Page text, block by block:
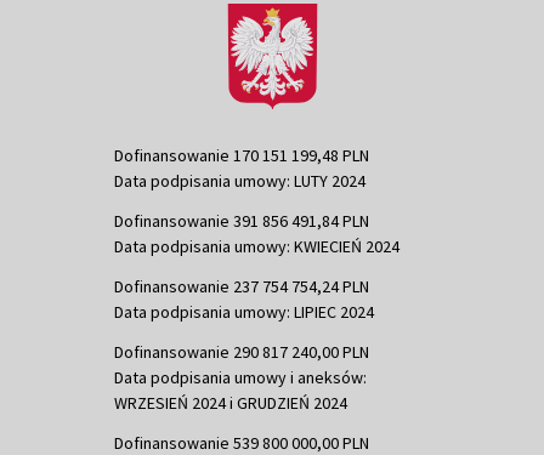
Dofinansowanie 170 151 199,48 PLN
Data podpisania umowy: LUTY 2024
Dofinansowanie 391 856 491,84 PLN
Data podpisania umowy: KWIECIEŃ 2024
Dofinansowanie 237 754 754,24 PLN
Data podpisania umowy: LIPIEC 2024
Dofinansowanie 290 817 240,00 PLN
Data podpisania umowy i aneksów:
WRZESIEŃ 2024 i GRUDZIEŃ 2024
Dofinansowanie 539 800 000,00 PLN